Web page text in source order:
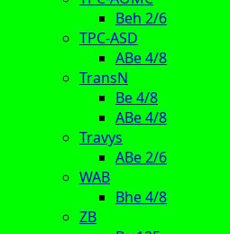
Beh 2/6
TPC-ASD
ABe 4/8
TransN
Be 4/8
ABe 4/8
Travys
ABe 2/6
WAB
Bhe 4/8
ZB